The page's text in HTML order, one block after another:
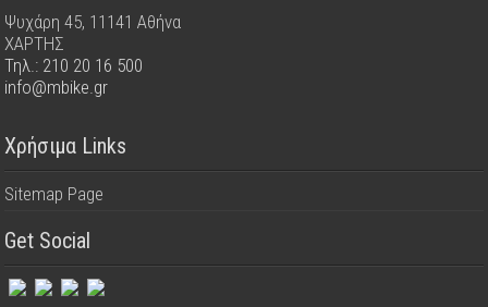
Ψυχάρη 45, 11141 Αθήνα
ΧΑΡΤΗΣ
Τηλ.: 210 20 16 500
info@mbike.gr
Χρήσιμα Links
Sitemap Page
Get Social